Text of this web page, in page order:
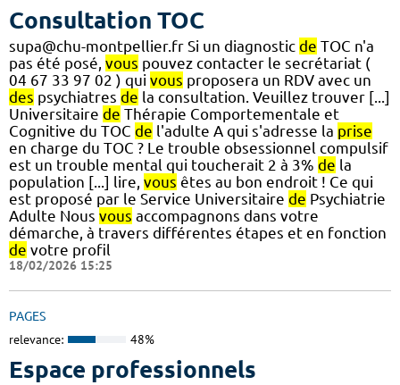
Consultation TOC
supa@chu-montpellier.fr Si un diagnostic de TOC n'a
pas été posé, vous pouvez contacter le secrétariat (
04 67 33 97 02 ) qui vous proposera un RDV avec un
des psychiatres de la consultation. Veuillez trouver [...]
Universitaire de Thérapie Comportementale et
Cognitive du TOC de l'adulte A qui s'adresse la prise
en charge du TOC ? Le trouble obsessionnel compulsif
est un trouble mental qui toucherait 2 à 3% de la
population [...] lire, vous êtes au bon endroit ! Ce qui
est proposé par le Service Universitaire de Psychiatrie
Adulte Nous vous accompagnons dans votre
démarche, à travers différentes étapes et en fonction
de votre profil
18/02/2026 15:25
PAGES
relevance: 48%
Espace professionnels